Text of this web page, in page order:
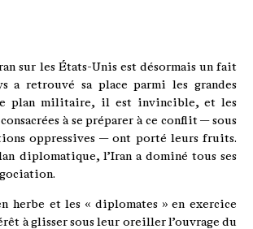
sur les États-Unis est désormais un fait
a retrouvé sa place parmi les grandes
le plan militaire, il est invincible, et les
à se préparer à ce conflit — sous
oppressives — ont porté leurs fruits.
diplomatique, l’Iran a dominé tous ses
herbe et les « diplomates » en exercice
à glisser sous leur oreiller l’ouvrage du